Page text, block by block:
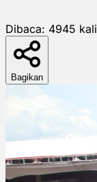
Dibaca: 4945 kali
Bagikan